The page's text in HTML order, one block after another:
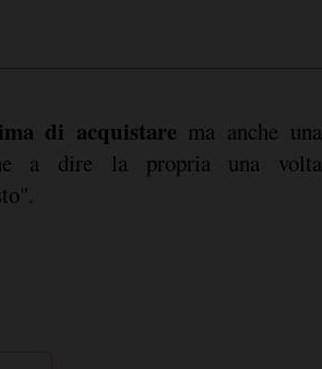
di acquistare ma anche una
a dire la propria una volta